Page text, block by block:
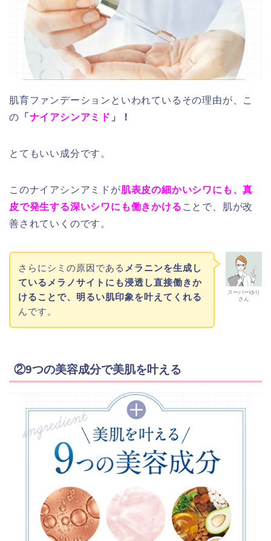
肌育ファンデーションといわれているその理由が、こ
の 「 ナイアシンアミド 」！
とてもいい成分です。
このナイアシンアミドが肌表皮の細かいシワにも、真
皮で発生する深いシワにも働きかける ことで、肌が改
善されていくのです。
スーパーゆり
さん
さらにシミの原因である メラニンを生成し
ているメラノサイトにも浸透し直接働きか
けることで、明るい肌印象を叶えてくれる
んです。
②9つの美容成分で美肌を叶える